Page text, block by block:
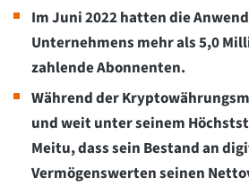
Im Juni 2022 hatten die
Unternehmens mehr als 5,0
zahlende Abonnenten.
Während der
und weit unter seinem
Meitu, dass sein Bestand an
Vermögenswerten seinen